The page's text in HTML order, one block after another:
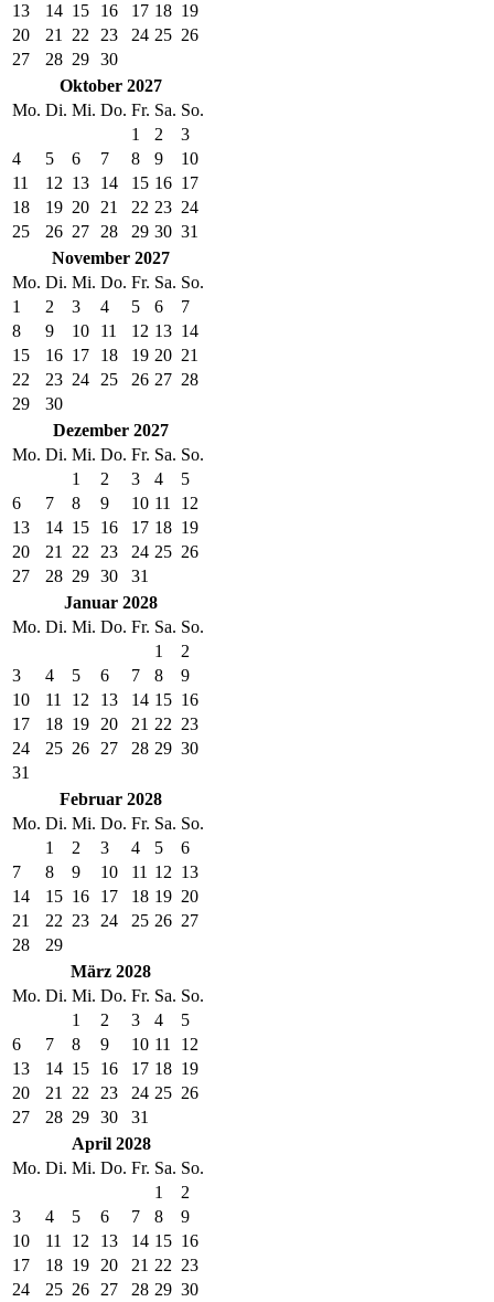
13
14 15 16 17 18 19
20
21 22 23 24 25 26
27
28 29 30
Oktober 2027
Mo. Di. Mi. Do. Fr. Sa. So.
1
2
3
4
5 6 7 8 9
10
11
12 13 14 15 16 17
18
19 20 21 22 23 24
25
26 27 28 29 30 31
November 2027
Mo. Di. Mi. Do. Fr. Sa. So.
1
2 3 4 5 6
7
8
9 10 11 12 13 14
15
16 17 18 19 20 21
22
23 24 25 26 27 28
29
30
Dezember 2027
Mo. Di. Mi. Do. Fr. Sa. So.
1
2 3 4
5
6
7 8 9 10 11
12
13
14 15 16 17 18 19
20
21 22 23 24 25 26
27
28 29 30
31
Januar 2028
Mo. Di. Mi. Do. Fr. Sa. So.
1
2
3
4 5 6 7 8
9
10
11 12 13 14 15 16
17
18 19 20 21 22 23
24
25 26 27 28 29 30
31
Februar 2028
Mo. Di. Mi. Do. Fr. Sa. So.
1
2 3 4 5
6
7
8 9 10 11 12 13
14
15 16 17 18 19 20
21
22 23 24 25 26 27
28
29
März 2028
Mo. Di. Mi. Do. Fr. Sa. So.
1
2 3 4
5
6
7 8 9 10 11
12
13
14 15 16 17 18 19
20
21 22 23 24 25 26
27
28 29 30
31
April 2028
Mo. Di. Mi. Do. Fr. Sa. So.
1
2
3
4 5 6 7 8
9
10
11 12 13 14 15 16
17
18 19 20 21 22 23
24
25 26 27 28 29 30